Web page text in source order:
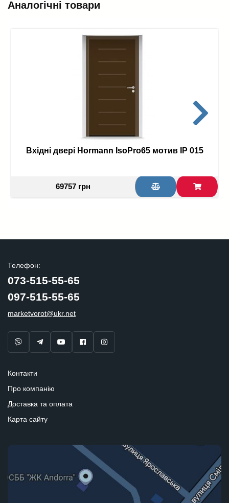
Аналогічні товари
Вхідні двері Hormann IsoPro65 мотив IP 015
69757 грн
Телефон:
073-515-55-65
097-515-55-65
marketvorot@ukr.net
Контакти
Про компанію
Доставка та оплата
Карта сайту